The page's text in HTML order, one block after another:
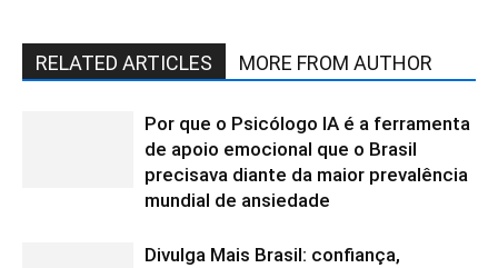
RELATED ARTICLES MORE FROM AUTHOR
Por que o Psicólogo IA é a ferramenta
de apoio emocional que o Brasil
precisava diante da maior prevalência
mundial de ansiedade
Divulga Mais Brasil: confiança,